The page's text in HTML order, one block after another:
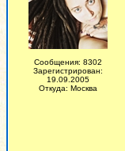
Сообщения: 8302
Зарегистрирован:
19.09.2005
Откуда: Москва